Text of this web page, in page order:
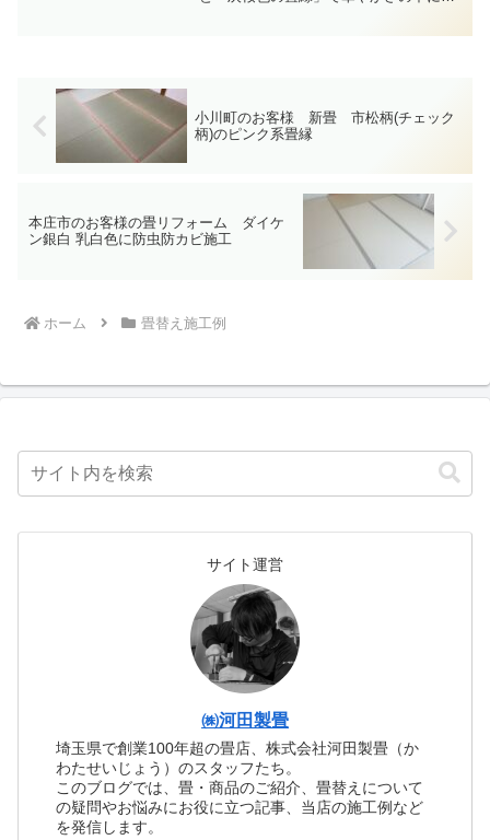
小川町のお客様 新畳 市松柄(チェック
柄)のピンク系畳縁
本庄市のお客様の畳リフォーム ダイケ
ン銀白 乳白色に防虫防カビ施工
ホーム 畳替え施工例
サイト運営
㈱河田製畳
埼玉県で創業100年超の畳店、株式会社河田製畳（か
わたせいじょう）のスタッフたち。
このブログでは、畳・商品のご紹介、畳替えについて
の疑問やお悩みにお役に立つ記事、当店の施工例など
を発信します。